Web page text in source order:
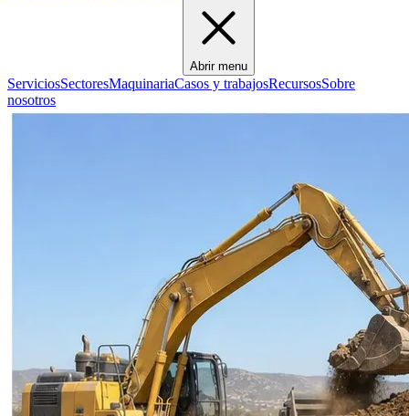
Abrir menu
ServiciosSectoresMaquinariaCasos y trabajosRecursosSobre
nosotros